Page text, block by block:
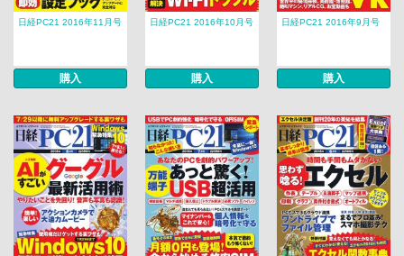
日経PC21 2016年11月号
購入
日経PC21 2016年10月号
購入
日経PC21 2016年9月号
購入